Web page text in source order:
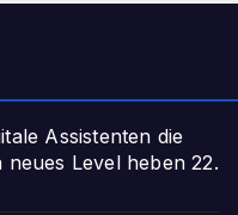
Assistenten die
neues Level heben 22.